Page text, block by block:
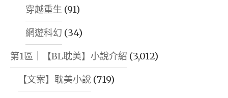
穿越重生 (91)
網遊科幻 (34)
第1區｜【BL耽美】小說介紹 (3,012)
【文案】耽美小說 (719)